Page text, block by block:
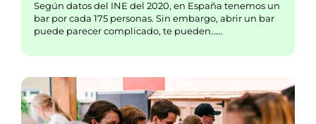
Según datos del INE del 2020, en España tenemos un
bar por cada 175 personas. Sin embargo, abrir un bar
puede parecer complicado, te pueden……